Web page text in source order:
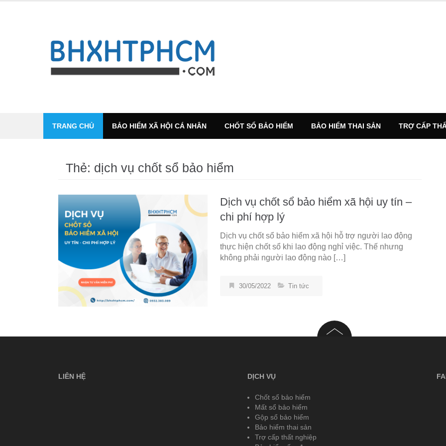
TRANG CHỦ BẢO HIỂM XÃ HỘI CÁ NHÂN CHỐT SỔ BẢO HIỂM BẢO HIỂM THAI SẢN TRỢ CẤP
Thẻ: dịch vụ chốt sổ bảo hiểm
Dịch vụ chốt sổ bảo hiểm xã hội uy tín –
chi phí hợp lý
Dịch vụ chốt sổ bảo hiểm xã hội hỗ trợ người lao động
thực hiện chốt sổ khi lao động nghỉ việc. Thế nhưng
không phải người lao động nào […]
30/05/2022 Tin tức
LIÊN HỆ DỊCH VỤ
Chốt sổ bảo hiểm
Mất sổ bảo hiểm
Gộp sổ bảo hiểm
Bảo hiểm thai sản
Trợ cấp thất nghiệp